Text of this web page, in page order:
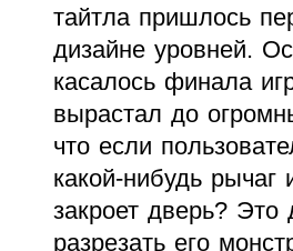
тайтла пришлось
дизайне уровней.
касалось финала
вырастал до
что если
какой-нибудь рычаг
закроет дверь? Это
разрезать его